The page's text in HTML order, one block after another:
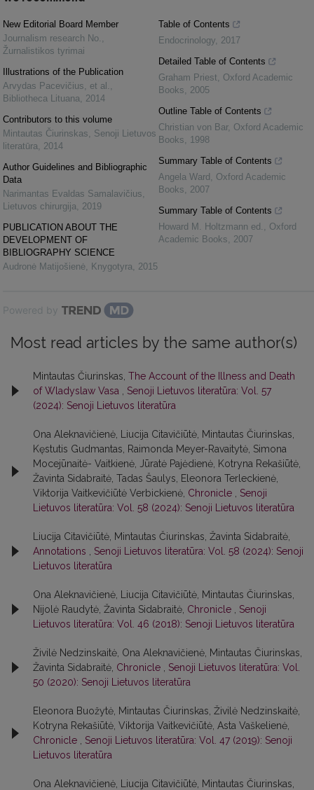
New Editorial Board Member
Journalism research No.
Žurnalistikos tyrimai
Illustrations of the Publication
Arvydas Pacevičius, et al.
Bibliotheca Lituana
2014
Contributors to this volume
Mintautas Čiurinskas
Senoji Lietuvos
literatūra
2014
Author Guidelines and Bibliographic
Data
Narimantas Evaldas Samalavičius
Lietuvos chirurgija
2019
PUBLICATION ABOUT THE
DEVELOPMENT OF
BIBLIOGRAPHY SCIENCE
Audronė Matijošienė Knygotyra 2015
Table of Contents
Endocrinology 2017
Detailed Table of Contents
Graham Priest
Oxford Academic
Books
2005
Outline Table of Contents
Christian von Bar, Oxford Academic
Books
1998
Summary Table of Contents
Angela Ward
Oxford Academic
Books
2007
Summary Table of Contents
Howard M. Holtzmann ed.
Oxford
Academic Books
2007
Powered by
Most read articles by the same author(s)
Mintautas Čiurinskas, The Account of the Illness and Death
of Wladyslaw Vasa
Senoji Lietuvos literatūra: Vol. 57
(2024): Senoji Lietuvos literatūra
Ona Aleknavičienė, Liucija Citavičiūtė, Mintautas Čiurinskas,
Kęstutis Gudmantas, Raimonda Meyer-Ravaitytė, Simona
Mocejūnaitė- Vaitkienė, Jūratė Pajėdienė, Kotryna Rekašiūtė,
Žavinta Sidabraitė, Tadas Šaulys, Eleonora Terleckienė,
Viktorija Vaitkevičiūtė Verbickienė, Chronicle
Senoji
Lietuvos literatūra: Vol. 58 (2024): Senoji Lietuvos literatūra
Liucija Citavičiūtė, Mintautas Čiurinskas, Žavinta Sidabraitė,
Annotations
Senoji Lietuvos literatūra: Vol. 58 (2024): Senoji
Lietuvos literatūra
Ona Aleknavičienė, Liucija Citavičiūtė, Mintautas Čiurinskas,
Nijolė Raudytė, Žavinta Sidabraitė, Chronicle
Senoji
Lietuvos literatūra: Vol. 46 (2018): Senoji Lietuvos literatūra
Živilė Nedzinskaitė, Ona Aleknavičienė, Mintautas Čiurinskas,
Žavinta Sidabraitė, Chronicle
Senoji Lietuvos literatūra: Vol.
50 (2020): Senoji Lietuvos literatūra
Eleonora Buožytė, Mintautas Čiurinskas, Živilė Nedzinskaitė,
Kotryna Rekašiūtė, Viktorija Vaitkevičiūtė, Asta Vaškelienė,
Chronicle
Senoji Lietuvos literatūra: Vol. 47 (2019): Senoji
Lietuvos literatūra
Ona Aleknavičienė, Liucija Citavičiūtė, Mintautas Čiurinskas,